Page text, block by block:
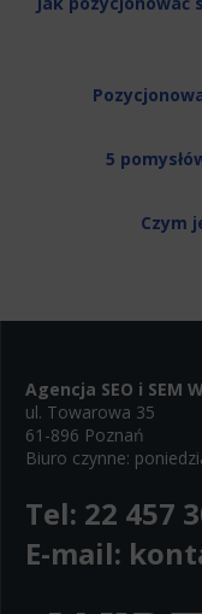
5
Czym
Agencja SEO i SEM
ul. Towarowa 35
61-896 Poznań
Biuro czynne:
Tel: 22 457
E-mail: